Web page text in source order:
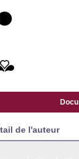
de l'auteur